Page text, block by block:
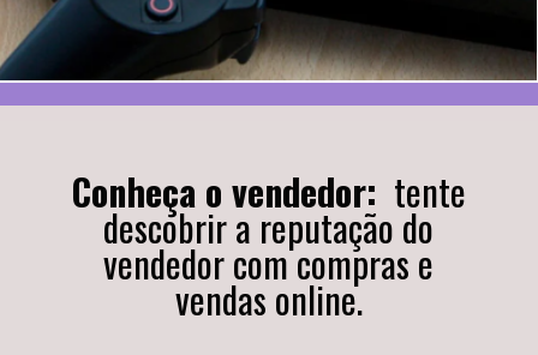
Conheça o vendedor: tente
descobrir a reputação do
vendedor com compras e
vendas online.